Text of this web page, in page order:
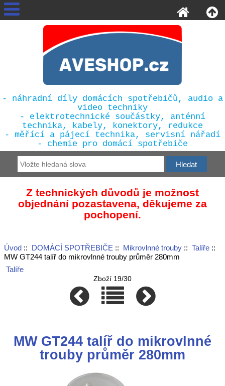
- náhradní díly domácích spotřebičů, audio a
video techniky
- elektrotechnické součástky, anténní
technika, kabely, konektory, redukce
- měřící a pájecí technika, servisní nářadí
- chemie pro domácí spotřebiče
Z technických důvodů je možnost
objednání pozastavena, děkujeme za
pochopení.
Úvod:: DOMÁCÍ SPOTŘEBIČE :: Mikrovlnné trouby:: Talíře::
MW GT244 talíř do mikrovlnné trouby průměr 280mm
Talíře
Zboží 19/30
MW GT244 talíř do mikrovlnné
trouby průměr 280mm